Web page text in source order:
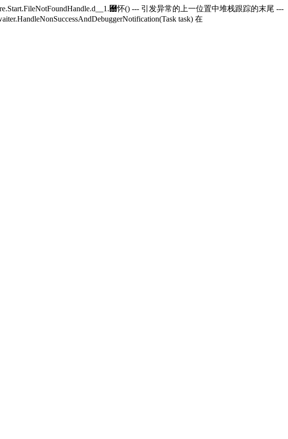
d__1.＀怀() --- 引发异常的上一位置中堆栈跟踪的末尾 ---
task) 在